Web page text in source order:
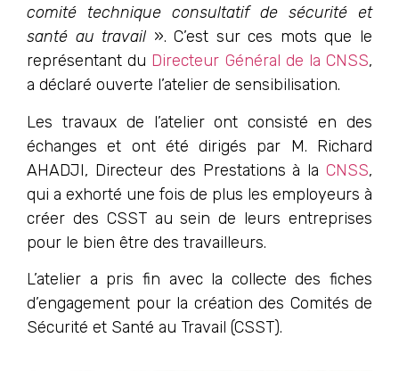
comité technique consultatif de sécurité et
santé au travail ». C’est sur ces mots que le
représentant du Directeur Général de la CNSS,
a déclaré ouverte l’atelier de sensibilisation.
Les travaux de l’atelier ont consisté en des
échanges et ont été dirigés par M. Richard
AHADJI, Directeur des Prestations à la CNSS,
qui a exhorté une fois de plus les employeurs à
créer des CSST au sein de leurs entreprises
pour le bien être des travailleurs.
L’atelier a pris fin avec la collecte des fiches
d’engagement pour la création des Comités de
Sécurité et Santé au Travail (CSST).